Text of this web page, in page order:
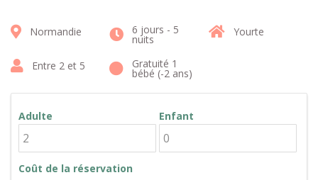
Normandie 6 jours - 5
nuits
Yourte
Entre 2 et 5 Gratuité 1
bébé (-2 ans)
Adulte Enfant
Coût de la réservation